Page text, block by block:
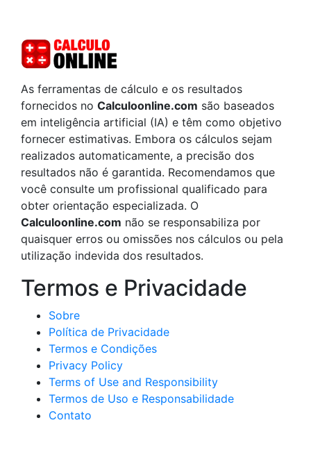
As ferramentas de cálculo e os resultados
fornecidos no Calculoonline.com são baseados
em inteligência artificial (IA) e têm como objetivo
fornecer estimativas. Embora os cálculos sejam
realizados automaticamente, a precisão dos
resultados não é garantida. Recomendamos que
você consulte um profissional qualificado para
obter orientação especializada. O
Calculoonline.com não se responsabiliza por
quaisquer erros ou omissões nos cálculos ou pela
utilização indevida dos resultados.
Termos e Privacidade
Sobre
Política de Privacidade
Termos e Condições
Privacy Policy
Terms of Use and Responsibility
Termos de Uso e Responsabilidade
Contato